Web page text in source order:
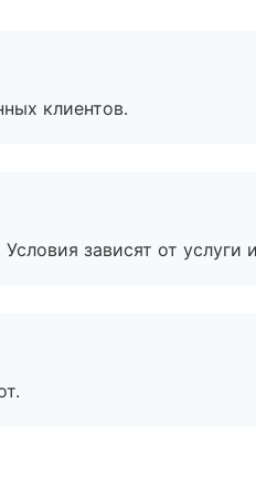
клиентов.
зависят от услуги